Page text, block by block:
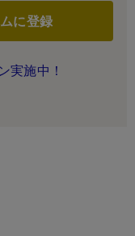
に登録
実施中！